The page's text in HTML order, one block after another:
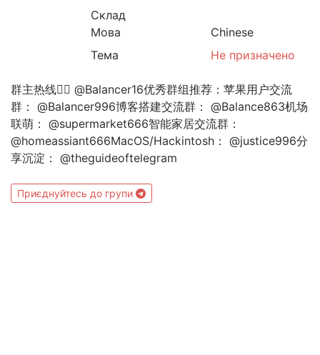
Склад
Мова
Chinese
Тема
Не призначено
群主热线👉🏻 @Balancer16优秀群组推荐：苹果用户交流
群： @Balancer996博客搭建交流群： @Balance863机场
联萌： @supermarket666智能家居交流群：
@homeassiant666MacOS/Hackintosh： @justice996分
享沉淀： @theguideoftelegram
Приєднуйтесь до групи